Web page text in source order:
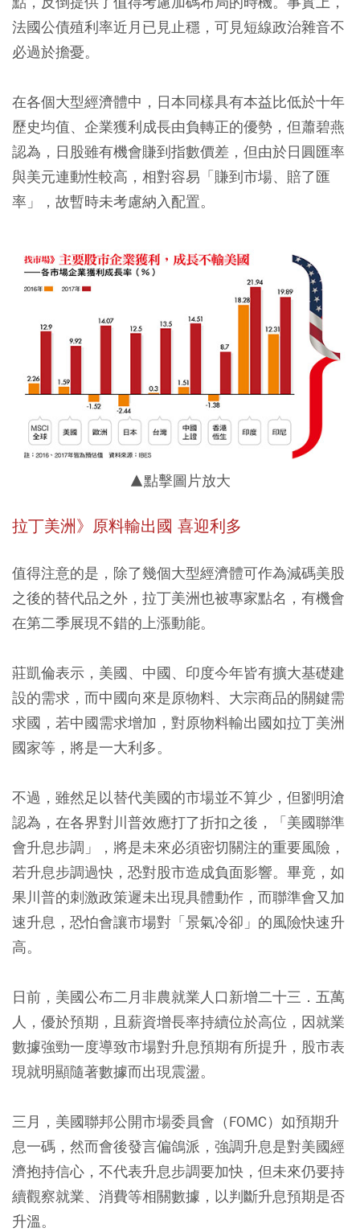
法國公債殖利率近月已見止穩，可見短線政治雜音不
必過於擔憂。
在各個大型經濟體中，日本同樣具有本益比低於十年
歷史均值、企業獲利成長由負轉正的優勢，但蕭碧燕
認為，日股雖有機會賺到指數價差，但由於日圓匯率
與美元連動性較高，相對容易「賺到市場、賠了匯
率」，故暫時未考慮納入配置。
▲點擊圖片放大
拉丁美洲》原料輸出國 喜迎利多
值得注意的是，除了幾個大型經濟體可作為減碼美股
之後的替代品之外，拉丁美洲也被專家點名，有機會
在第二季展現不錯的上漲動能。
莊凱倫表示，美國、中國、印度今年皆有擴大基礎建
設的需求，而中國向來是原物料、大宗商品的關鍵需
求國，若中國需求增加，對原物料輸出國如拉丁美洲
國家等，將是一大利多。
不過，雖然足以替代美國的市場並不算少，但劉明滄
認為，在各界對川普效應打了折扣之後，「美國聯準
會升息步調」，將是未來必須密切關注的重要風險，
若升息步調過快，恐對股市造成負面影響。畢竟，如
果川普的刺激政策遲未出現具體動作，而聯準會又加
速升息，恐怕會讓市場對「景氣冷卻」的風險快速升
高。
日前，美國公布二月非農就業人口新增二十三．五萬
人，優於預期，且薪資增長率持續位於高位，因就業
數據強勁一度導致市場對升息預期有所提升，股市表
現就明顯隨著數據而出現震盪。
三月，美國聯邦公開市場委員會（FOMC）如預期升
息一碼，然而會後發言偏鴿派，強調升息是對美國經
濟抱持信心，不代表升息步調要加快，但未來仍要持
續觀察就業、消費等相關數據，以判斷升息預期是否
升溫。